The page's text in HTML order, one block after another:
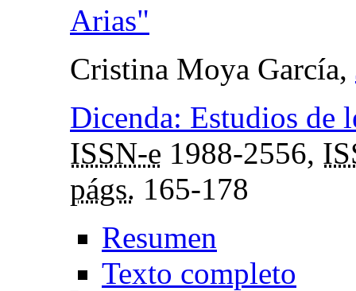
Arias"
Cristina Moya García,
Dicenda: Estudios de
ISSN-e 1988-2556,
págs. 165-178
Resumen
Texto completo